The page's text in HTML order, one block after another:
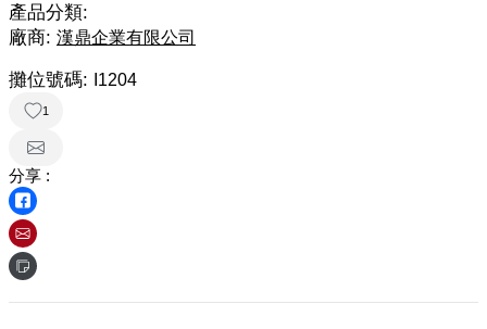
產品分類:
廠商: 漢鼎企業有限公司
攤位號碼: I1204
1
分享 :